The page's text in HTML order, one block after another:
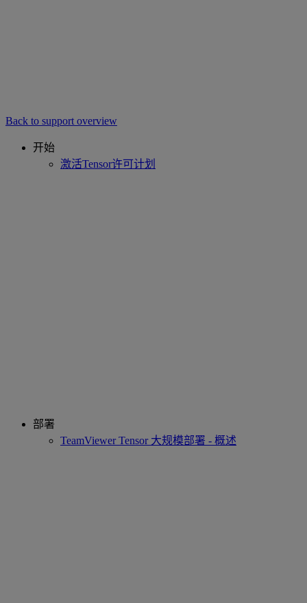
Back to support overview
开始
激活Tensor许可计划
部署
TeamViewer Tensor 大规模部署 - 概述